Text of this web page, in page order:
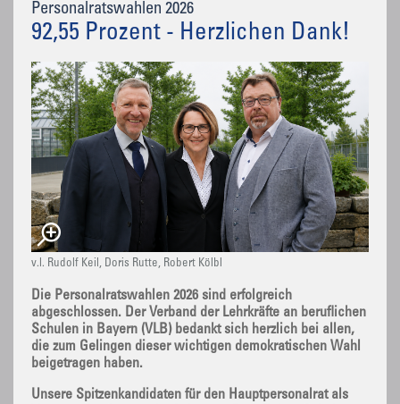
Personalratswahlen 2026
92,55 Prozent - Herzlichen Dank!
v.l. Rudolf Keil, Doris Rutte, Robert Kölbl
Die Personalratswahlen 2026 sind erfolgreich
abgeschlossen. Der Verband der Lehrkräfte an beruflichen
Schulen in Bayern (VLB) bedankt sich herzlich bei allen,
die zum Gelingen dieser wichtigen demokratischen Wahl
beigetragen haben.
Unsere Spitzenkandidaten für den Hauptpersonalrat als